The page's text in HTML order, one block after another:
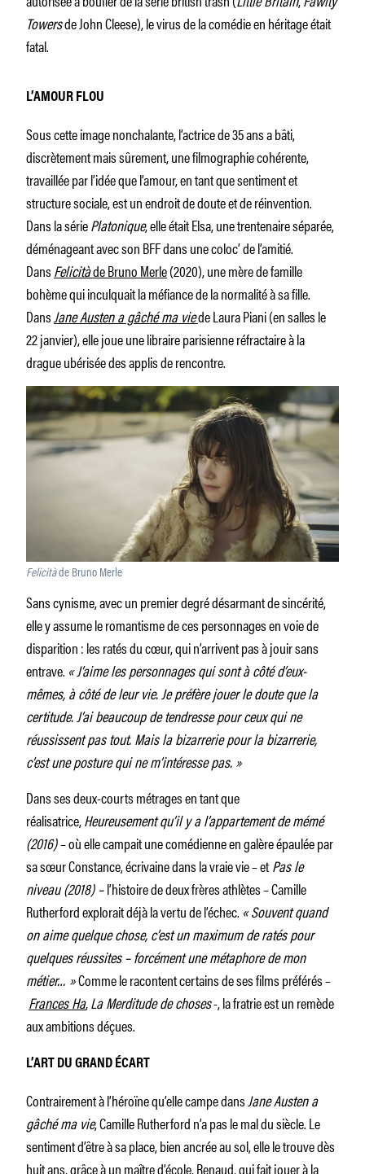
Towersde John Cleese), le virus de la comédie en héritage était
fatal.
L’AMOUR FLOU
Sous cette image nonchalante, l’actrice de 35 ans a bâti,
discrètement mais sûrement, une filmographie cohérente,
travaillée par l’idée que l’amour, en tant que sentiment et
structure sociale, est un endroit de doute et de réinvention.
Dans la sériePlatonique, elle était Elsa, une trentenaire séparée,
déménageant avec son BFF dans une coloc’ de l’amitié.
DansFelicitàde Bruno Merle(2020), une mère de famille
bohème qui inculquait la méfiance de la normalité à sa fille.
DansJane Austen a gâché ma viede Laura Piani (en salles le
22 janvier), elle joue une libraire parisienne réfractaire à la
drague ubérisée des applis de rencontre.
Felicitàde Bruno Merle
Sans cynisme, avec un premier degré désarmant de sincérité,
elle y assume le romantisme de ces personnages en voie de
disparition : les ratés du cœur, qui n’arrivent pas à jouir sans
entrave. « J’aime les personnages qui sont à côté d’eux-
mêmes, à côté de leur vie. Je préfère jouer le doute que la
certitude. J’ai beaucoup de tendresse pour ceux qui ne
réussissent pas tout. Mais la bizarrerie pour la bizarrerie,
c’est une posture qui ne m’intéresse pas. »
Dans ses deux-courts métrages en tant que
réalisatrice,Heureusement qu’il y a l’appartement de mémé
(2016)– où elle campait une comédienne en galère épaulée par
sa sœur Constance, écrivaine dans la vraie vie – etPas le
niveau (2018) –l’histoire de deux frères athlètes – Camille
Rutherford explorait déjà la vertu de l’échec. « Souvent quand
on aime quelque chose, c’est un maximum de ratés pour
quelques réussites – forcément une métaphore de mon
métier… »Comme le racontent certains de ses films préférés –
Frances Ha,La Merditude de choses-, la fratrie est un remède
aux ambitions déçues.
L’ART DU GRAND ÉCART
Contrairement à l’héroïne qu’elle campe dansJane Austen a
gâché ma vie, Camille Rutherford n’a pas le mal du siècle. Le
sentiment d’être à sa place, bien ancrée au sol, elle le trouve dès
huit ans, grâce à un maître d’école, Renaud, qui fait jouer à la